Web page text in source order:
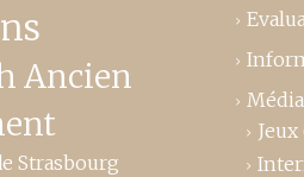
Ancien
Strasbourg
Jeux